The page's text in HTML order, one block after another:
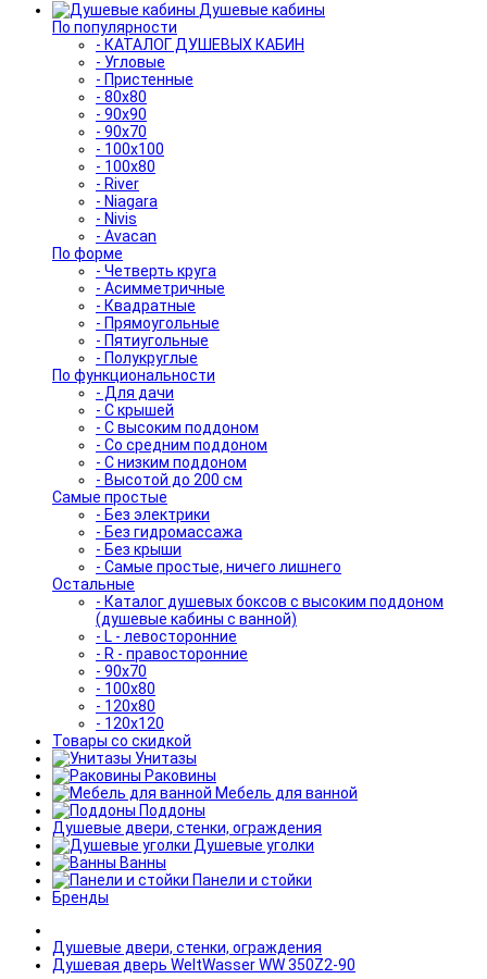
Душевые кабины
По популярности
- КАТАЛОГ ДУШЕВЫХ КАБИН
- Угловые
- Пристенные
- 80x80
- 90x90
- 90x70
- 100x100
- 100x80
- River
- Niagara
- Nivis
- Avacan
По форме
- Четверть круга
- Асимметричные
- Квадратные
- Прямоугольные
- Пятиугольные
- Полукруглые
По функциональности
- Для дачи
- С крышей
- С высоким поддоном
- Со средним поддоном
- С низким поддоном
- Высотой до 200 см
Самые простые
- Без электрики
- Без гидромассажа
- Без крыши
- Самые простые, ничего лишнего
Остальные
- Каталог душевых боксов с высоким поддоном
(душевые кабины с ванной)
- L - левосторонние
- R - правосторонние
- 90x70
- 100x80
- 120x80
- 120x120
Товары со скидкой
Унитазы
Раковины
Мебель для ванной
Поддоны
Душевые двери, стенки, ограждения
Душевые уголки
Ванны
Панели и стойки
Бренды
Душевые двери, стенки, ограждения
Душевая дверь WeltWasser WW 350Z2-90